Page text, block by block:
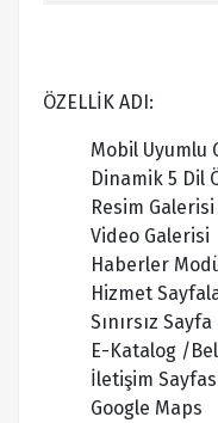
ÖZELLİK ADI:
Mobil Uyumlu
Dinamik 5 Dil
Resim
Video Galerisi
Haberler
Hizmet
Sınırsız
E-Katalog /
İletişim
Google Maps